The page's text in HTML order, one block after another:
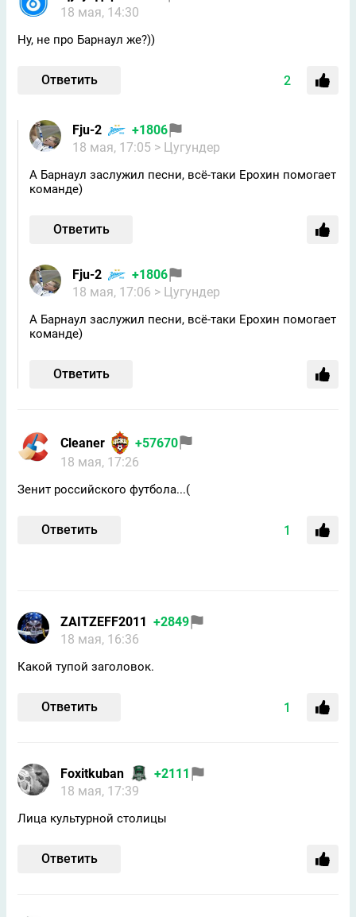
18 мая, 14:30
Ну, не про Барнаул же?))
Ответить 2
Fju-2
+1806
18 мая, 17:05 > Цугундeр
А Барнаул заслужил песни, всё-таки Ерохин помогает
команде)
Ответить
Fju-2
+1806
18 мая, 17:06 > Цугундeр
А Барнаул заслужил песни, всё-таки Ерохин помогает
команде)
Ответить
Cleaner
+57670
18 мая, 17:26
Зенит российского футбола...(
Ответить 1
ZAITZEFF2011 +2849
18 мая, 16:36
Какой тупой заголовок.
Ответить 1
Foxitkuban
+2111
18 мая, 17:39
Лица культурной столицы
Ответить